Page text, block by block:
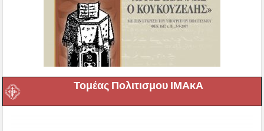
Τομέας Πολιτισμου ΙΜΑκΑ